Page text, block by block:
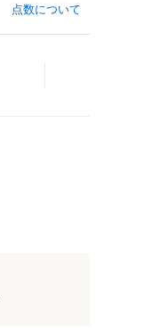
点数について